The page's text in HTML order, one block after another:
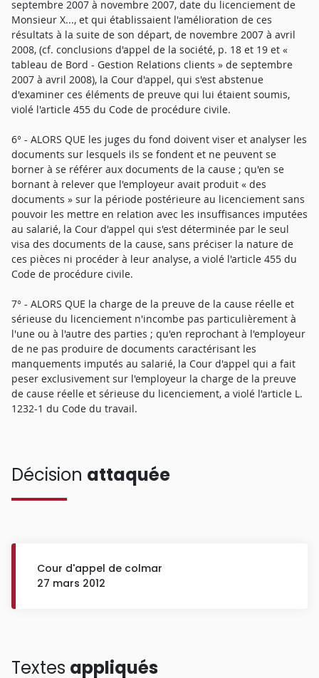
septembre 2007 à novembre 2007, date du licenciement de
Monsieur X..., et qui établissaient l'amélioration de ces
résultats à la suite de son départ, de novembre 2007 à avril
2008, (cf. conclusions d'appel de la société, p. 18 et 19 et «
tableau de Bord - Gestion Relations clients » de septembre
2007 à avril 2008), la Cour d'appel, qui s'est abstenue
d'examiner ces éléments de preuve qui lui étaient soumis,
violé l'article 455 du Code de procédure civile.
6° - ALORS QUE les juges du fond doivent viser et analyser les
documents sur lesquels ils se fondent et ne peuvent se
borner à se référer aux documents de la cause ; qu'en se
bornant à relever que l'employeur avait produit « des
documents » sur la période postérieure au licenciement sans
pouvoir les mettre en relation avec les insuffisances imputées
au salarié, la Cour d'appel qui s'est déterminée par le seul
visa des documents de la cause, sans préciser la nature de
ces pièces ni procéder à leur analyse, a violé l'article 455 du
Code de procédure civile.
7° - ALORS QUE la charge de la preuve de la cause réelle et
sérieuse du licenciement n'incombe pas particulièrement à
l'une ou à l'autre des parties ; qu'en reprochant à l'employeur
de ne pas produire de documents caractérisant les
manquements imputés au salarié, la Cour d'appel qui a fait
peser exclusivement sur l'employeur la charge de la preuve
de cause réelle et sérieuse du licenciement, a violé l'article L.
1232-1 du Code du travail.
Décision attaquée
Cour d'appel de colmar
27 mars 2012
Textes appliqués